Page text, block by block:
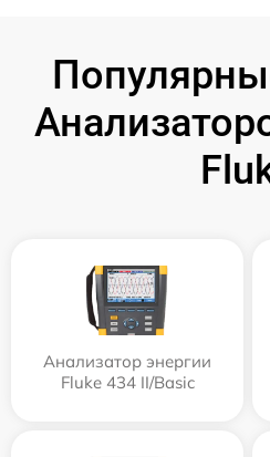
Анализатор энергии
Fluke 434 II/Basic